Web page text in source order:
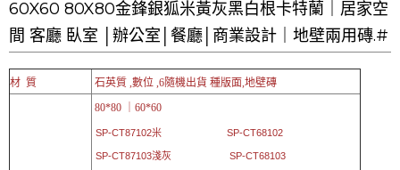
60X60 80X80金鋒銀狐米黃灰黑白根卡特蘭｜居家空
間 客廳 臥室 │辦公室│餐廳│商業設計｜地壁兩用磚.#
材 質 石英質 ,數位 ,6隨機出貨 種版面,地壁磚
80*80 ｜60*60
SP-CT87102米
SP-CT87103淺灰
SP-CT68102
SP-CT68103